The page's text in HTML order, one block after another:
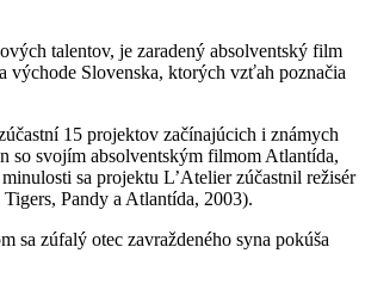
talentov, je zaradený absolventský film
východe Slovenska, ktorých vzťah poznačia
15 projektov začínajúcich i známych
so svojím absolventským filmom Atlantída,
sa projektu L’Atelier zúčastnil režisér
Pandy a Atlantída, 2003).
zúfalý otec zavraždeného syna pokúša